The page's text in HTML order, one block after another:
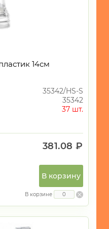
14см
35342/HS-S
35342
37 шт.
381.08 ₽
В корзину
В корзине